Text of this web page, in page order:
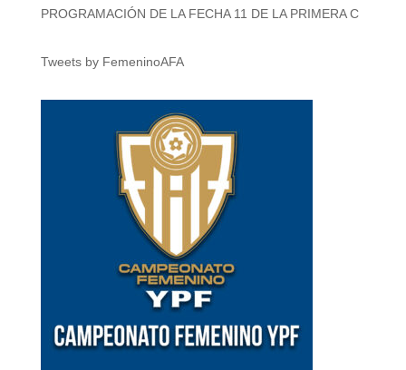
PROGRAMACIÓN DE LA FECHA 11 DE LA PRIMERA C
Tweets by FemeninoAFA